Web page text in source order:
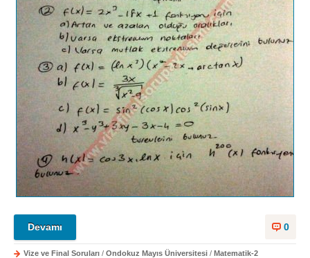
0
Devamı
Vize ve Final Soruları / Ondokuz Mayıs Üniversitesi / Matematik-2